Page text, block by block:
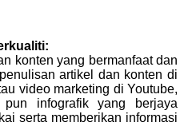
konten yang bermanfaat dan
artikel dan konten di
video marketing di Youtube,
infografik yang berjaya
serta memberikan informasi